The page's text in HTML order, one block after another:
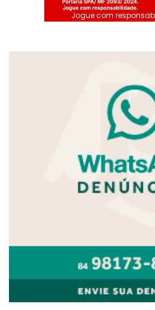
Jogue com